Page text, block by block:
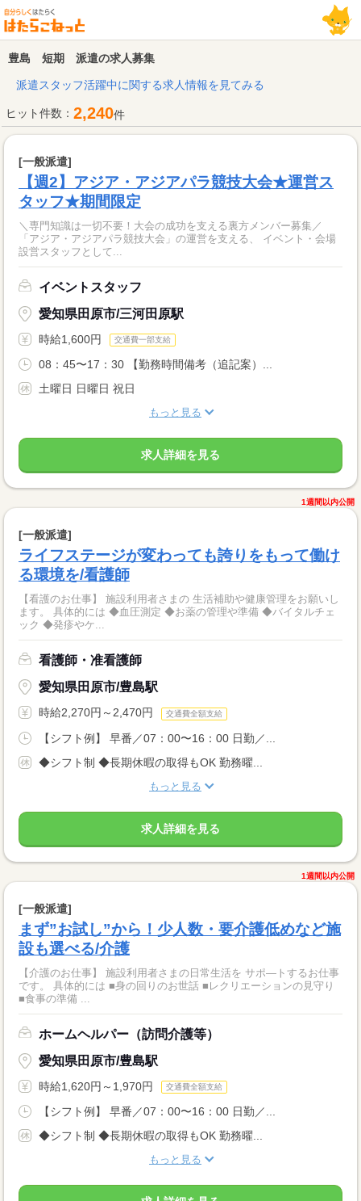
豊島 短期 派遣の求人募集
派遣スタッフ活躍中に関する求人情報を見てみる
ヒット件数： 2,240件
[一般派遣]
【週2】アジア・アジアパラ競技大会★運営ス
タッフ★期間限定
＼専門知識は一切不要！大会の成功を支える裏方メンバー募集／
「アジア・アジアパラ競技大会」の運営を支える、 イベント・会場
設営スタッフとして...
イベントスタッフ
愛知県田原市/三河田原駅
時給1,600円 交通費一部支給
08：45〜17：30 【勤務時間備考（追記案）...
土曜日 日曜日 祝日
もっと見る
求人詳細を見る
1週間以内公開
[一般派遣]
ライフステージが変わっても誇りをもって働け
る環境を/看護師
【看護のお仕事】 施設利用者さまの 生活補助や健康管理をお願いし
ます。 具体的には ◆血圧測定 ◆お薬の管理や準備 ◆バイタルチェ
ック ◆発疹やケ...
看護師・准看護師
愛知県田原市/豊島駅
時給2,270円～2,470円 交通費全額支給
【シフト例】 早番／07：00〜16：00 日勤／...
◆シフト制 ◆長期休暇の取得もOK 勤務曜...
もっと見る
求人詳細を見る
1週間以内公開
[一般派遣]
まず”お試し”から！少人数・要介護低めなど施
設も選べる/介護
【介護のお仕事】 施設利用者さまの日常生活を サポ―トするお仕事
です。 具体的には ■身の回りのお世話 ■レクリエーションの見守り
■食事の準備 ...
ホームヘルパー（訪問介護等）
愛知県田原市/豊島駅
時給1,620円～1,970円 交通費全額支給
【シフト例】 早番／07：00〜16：00 日勤／...
◆シフト制 ◆長期休暇の取得もOK 勤務曜...
もっと見る